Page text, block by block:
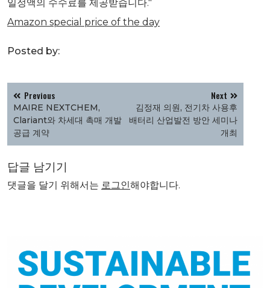
일정액의 수수료를 제공받습니다."
Amazon special price of the day
Posted by:
글
탐
색
Previous
MAIRE NEXTCHEM,
Clariant와 차세대 촉매 개발
공급 계약
Next
김정재 의원, 전기차 사용후
배터리 산업발전 방안 세미나
개최
답글 남기기
댓글을 달기 위해서는 로그인해야합니다.